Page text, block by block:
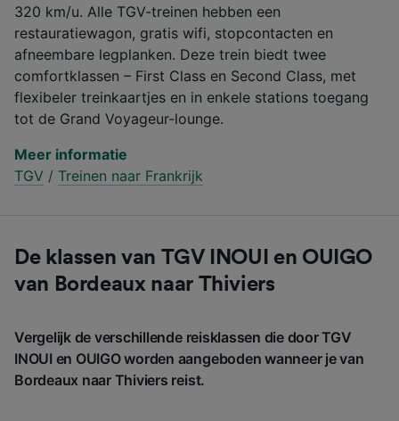
320 km/u. Alle TGV-treinen hebben een
restauratiewagon, gratis wifi, stopcontacten en
afneembare legplanken. Deze trein biedt twee
comfortklassen – First Class en Second Class, met
flexibeler treinkaartjes en in enkele stations toegang
tot de Grand Voyageur-lounge.
Meer informatie
TGV / Treinen naar Frankrijk
De klassen van TGV INOUI en OUIGO
van Bordeaux naar Thiviers
Vergelijk de verschillende reisklassen die door TGV
INOUI en OUIGO worden aangeboden wanneer je van
Bordeaux naar Thiviers reist.